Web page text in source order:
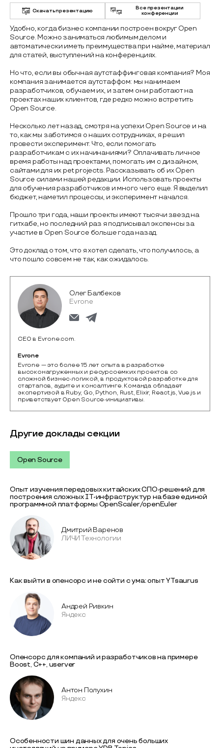
Скачать презентацию
Все презентации
конференции
Удобно, когда бизнес компании построен вокруг Open
Source. Можно заниматься любимым делом и
автоматически иметь преимущества при найме, материал
для статей, выступлений на конференциях.
Но что, если вы обычная аутстаффинговая компания? Моя
компания занимается аутстаффом: мы нанимаем
разработчиков, обучаем их, и затем они работают на
проектах наших клиентов, где редко можно встретить
Open Source.
Несколько лет назад, смотря на успехи Open Source и на
то, как мы заботимся о наших сотрудниках, я решил
провести эксперимент. Что, если помогать
разработчикам с их начинаниями? Оплачивать личное
время работы над проектами, помогать им с дизайном,
сайтами для их pet projects. Рассказывать об их Open
Source силами нашей редакции. Использовать проекты
для обучения разработчиков и много чего еще. Я выделил
бюджет, наметил процессы, и эксперимент начался.
Прошло три года, наши проекты имеют тысячи звезд на
гитхабе, но последний раз я подписывал экспенсы за
участие в Open Source больше года назад.
Это доклад о том, что я хотел сделать, что получилось, а
что пошло совсем не так, как ожидалось.
Олег Балбеков
Evrone
CEO в Evrone.com.
Evrone
Evrone — это более 15 лет опыта в разработке
высоконагруженных и ресурсоемких проектов со
сложной бизнес-логикой, в продуктовой разработке для
стартапов, аудите и консалтинге. Команда обладает
экспертизой в Ruby, Go, Python, Rust, Elixir, React.js, Vue.js и
приветствует Open Source-инициативы.
Другие доклады секции
Open Source
Опыт изучения передовых китайских СПО-решений для
построения сложных IТ-инфраструктур на базе единой
программной платформы OpenScaler/openEuler
Дмитрий Варенов
ЛИЧИ Технологии
Как выйти в опенсорс и не сойти с ума: опыт YTsaurus
Андрей Ривкин
Яндекс
Опенсорс для компаний и разработчиков на примере
Boost, C++, userver
Антон Полухин
Яндекс
Особенности шин данных для очень больших